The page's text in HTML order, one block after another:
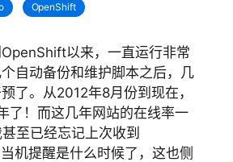
OpenShift
以来，一直运行非常
自动备份和维护脚本之后，几
了。从2012年8月份到现在，
了！而这几年网站的在线率一
至已经忘记上次收到
机提醒是什么时候了，这也侧